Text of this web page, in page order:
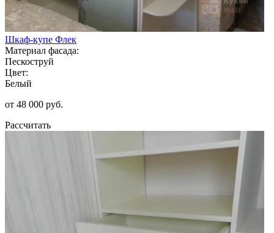
Шкаф-купе Флек
Материал фасада:
Пескоструй
Цвет:
Белый
от 48 000 руб.
Рассчитать